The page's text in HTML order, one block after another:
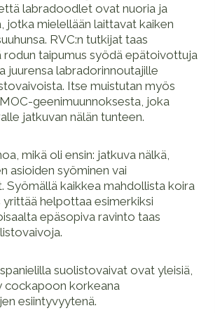
labradoodlet ovat nuoria ja
jotka mielellään laittavat kaiken
RVC:n tutkijat taas
rodun taipumus syödä epätoivottuja
juurensa labradorinnoutajille
Itse muistutan myös
geenimuunnoksesta, joka
jatkuvan nälän tunteen.
mikä oli ensin: jatkuva nälkä,
asioiden syöminen vai
Syömällä kaikkea mahdollista koira
helpottaa esimerkiksi
epäsopiva ravinto taas
suolistovaivat ovat yleisiä,
cockapoon korkeana
esiintyvyytenä.